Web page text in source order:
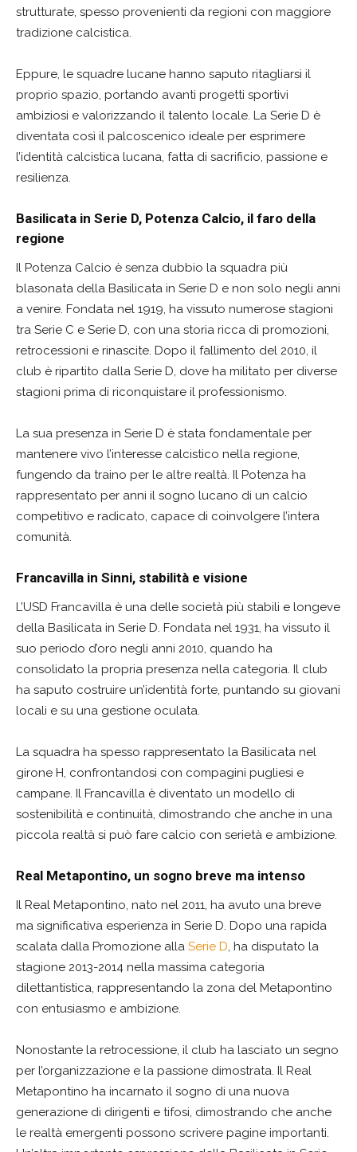
strutturate, spesso provenienti da regioni con maggiore
tradizione calcistica.
Eppure, le squadre lucane hanno saputo ritagliarsi il
proprio spazio, portando avanti progetti sportivi
ambiziosi e valorizzando il talento locale. La Serie D è
diventata così il palcoscenico ideale per esprimere
l’identità calcistica lucana, fatta di sacrificio, passione e
resilienza.
Basilicata in Serie D, Potenza Calcio, il faro della
regione
Il Potenza Calcio è senza dubbio la squadra più
blasonata della Basilicata in Serie D e non solo negli anni
a venire. Fondata nel 1919, ha vissuto numerose stagioni
tra Serie C e Serie D, con una storia ricca di promozioni,
retrocessioni e rinascite. Dopo il fallimento del 2010, il
club è ripartito dalla Serie D, dove ha militato per diverse
stagioni prima di riconquistare il professionismo.
La sua presenza in Serie D è stata fondamentale per
mantenere vivo l’interesse calcistico nella regione,
fungendo da traino per le altre realtà. Il Potenza ha
rappresentato per anni il sogno lucano di un calcio
competitivo e radicato, capace di coinvolgere l’intera
comunità.
Francavilla in Sinni, stabilità e visione
L’USD Francavilla è una delle società più stabili e longeve
della Basilicata in Serie D. Fondata nel 1931, ha vissuto il
suo periodo d’oro negli anni 2010, quando ha
consolidato la propria presenza nella categoria. Il club
ha saputo costruire un’identità forte, puntando su giovani
locali e su una gestione oculata.
La squadra ha spesso rappresentato la Basilicata nel
girone H, confrontandosi con compagini pugliesi e
campane. Il Francavilla è diventato un modello di
sostenibilità e continuità, dimostrando che anche in una
piccola realtà si può fare calcio con serietà e ambizione.
Real Metapontino, un sogno breve ma intenso
Il Real Metapontino, nato nel 2011, ha avuto una breve
ma significativa esperienza in Serie D. Dopo una rapida
scalata dalla Promozione alla Serie D, ha disputato la
stagione 2013-2014 nella massima categoria
dilettantistica, rappresentando la zona del Metapontino
con entusiasmo e ambizione.
Nonostante la retrocessione, il club ha lasciato un segno
per l’organizzazione e la passione dimostrata. Il Real
Metapontino ha incarnato il sogno di una nuova
generazione di dirigenti e tifosi, dimostrando che anche
le realtà emergenti possono scrivere pagine importanti.